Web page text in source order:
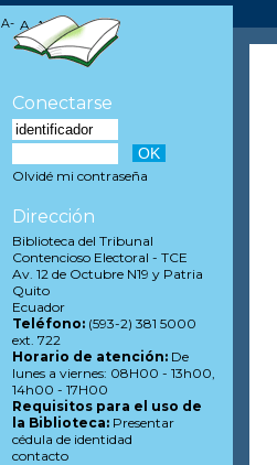
A- A A+
Conectarse
Olvidé mi contraseña
Dirección
Biblioteca del Tribunal
Contencioso Electoral - TCE
Av. 12 de Octubre N19 y Patria
Quito
Ecuador
Teléfono:(593-2) 381 5000
ext. 722
Horario de atención:De
lunes a viernes: 08H00 - 13h00,
14h00 - 17H00
Requisitos para el uso de
la Biblioteca:Presentar
cédula de identidad
contacto